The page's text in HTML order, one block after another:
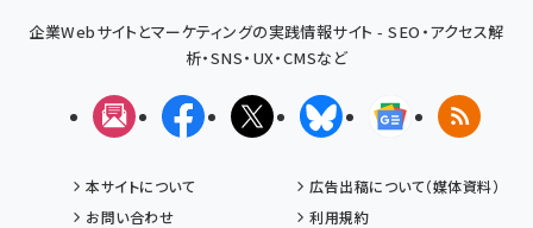
企業Webサイトとマーケティングの実践情報サイト - SEO・アクセス解
析・SNS・UX・CMSなど
メルマガFacebookX(エックス)BlueskyGoogleニュ
RSS
本サイトについて
広告出稿について（媒体資料）
お問い合わせ
利用規約